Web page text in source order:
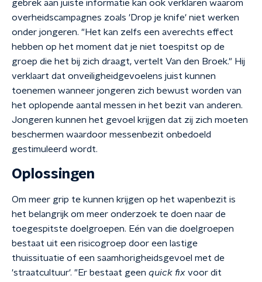
gebrek aan juiste informatie kan ook verklaren waarom
overheidscampagnes zoals 'Drop je knife' niet werken
onder jongeren. "Het kan zelfs een averechts effect
hebben op het moment dat je niet toespitst op de
groep die het bij zich draagt, vertelt Van den Broek." Hij
verklaart dat onveiligheidgevoelens juist kunnen
toenemen wanneer jongeren zich bewust worden van
het oplopende aantal messen in het bezit van anderen.
Jongeren kunnen het gevoel krijgen dat zij zich moeten
beschermen waardoor messenbezit onbedoeld
gestimuleerd wordt.
Oplossingen
Om meer grip te kunnen krijgen op het wapenbezit is
het belangrijk om meer onderzoek te doen naar de
toegespitste doelgroepen. Eén van die doelgroepen
bestaat uit een risicogroep door een lastige
thuissituatie of een saamhorigheidsgevoel met de
'straatcultuur'. "Er bestaat geen quick fix voor dit